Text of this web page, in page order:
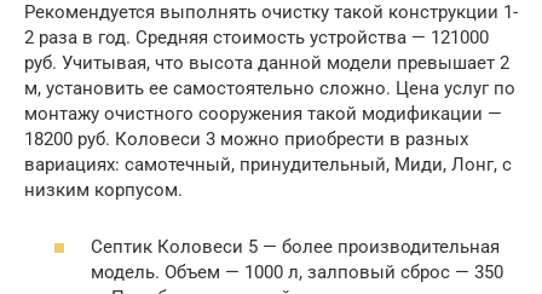
Рекомендуется выполнять очистку такой конструкции 1-
2 раза в год. Средняя стоимость устройства — 121000
руб. Учитывая, что высота данной модели превышает 2
м, установить ее самостоятельно сложно. Цена услуг по
монтажу очистного сооружения такой модификации —
18200 руб. Коловеси 3 можно приобрести в разных
вариациях: самотечный, принудительный, Миди, Лонг, с
низким корпусом.
Септик Коловеси 5 — более производительная
модель. Объем — 1000 л, залповый сброс — 350